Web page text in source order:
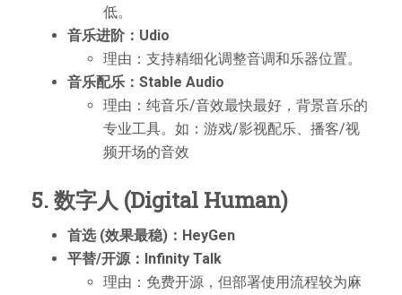
低。
音乐进阶：Udio
理由：支持精细化调整音调和乐器位置。
音乐配乐：Stable Audio
理由：纯音乐/音效最快最好，背景音乐的
专业工具。如：游戏/影视配乐、播客/视
频开场的音效
5. 数字人 (Digital Human)
首选 (效果最稳)：HeyGen
平替/开源：Infinity Talk
理由：免费开源，但部署使用流程较为麻